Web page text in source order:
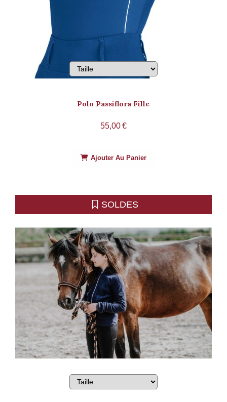
Polo Passiflora Fille
55,00€
Ajouter Au Panier
SOLDES